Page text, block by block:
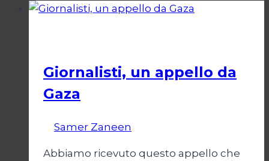
Giornalisti, un appello da
Gaza
Samer Zaneen
Abbiamo ricevuto questo appello che